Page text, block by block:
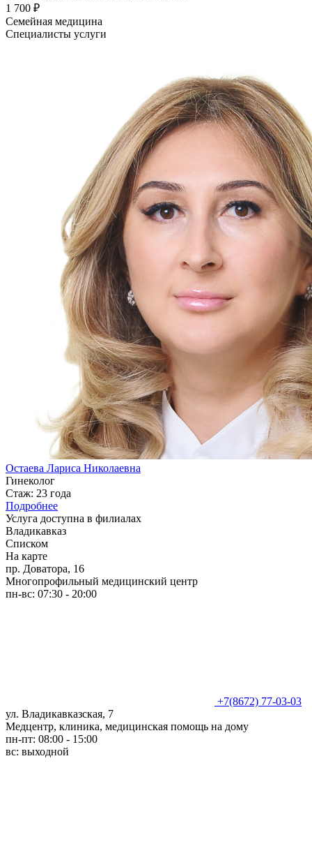
1 700 ₽
Семейная медицина
Специалисты услуги
Остаева Лариса Николаевна
Гинеколог
Стаж: 23 года
Подробнее
Услуга доступна в филиалах
Владикавказ
Списком
На карте
пр. Доватора, 16
Многопрофильный медицинский центр
пн-вс: 07:30 - 20:00
+7(8672) 77-03-03
ул. Владикавказская, 7
Медцентр, клиника, медицинская помощь на дому
пн-пт: 08:00 - 15:00
вс: выходной